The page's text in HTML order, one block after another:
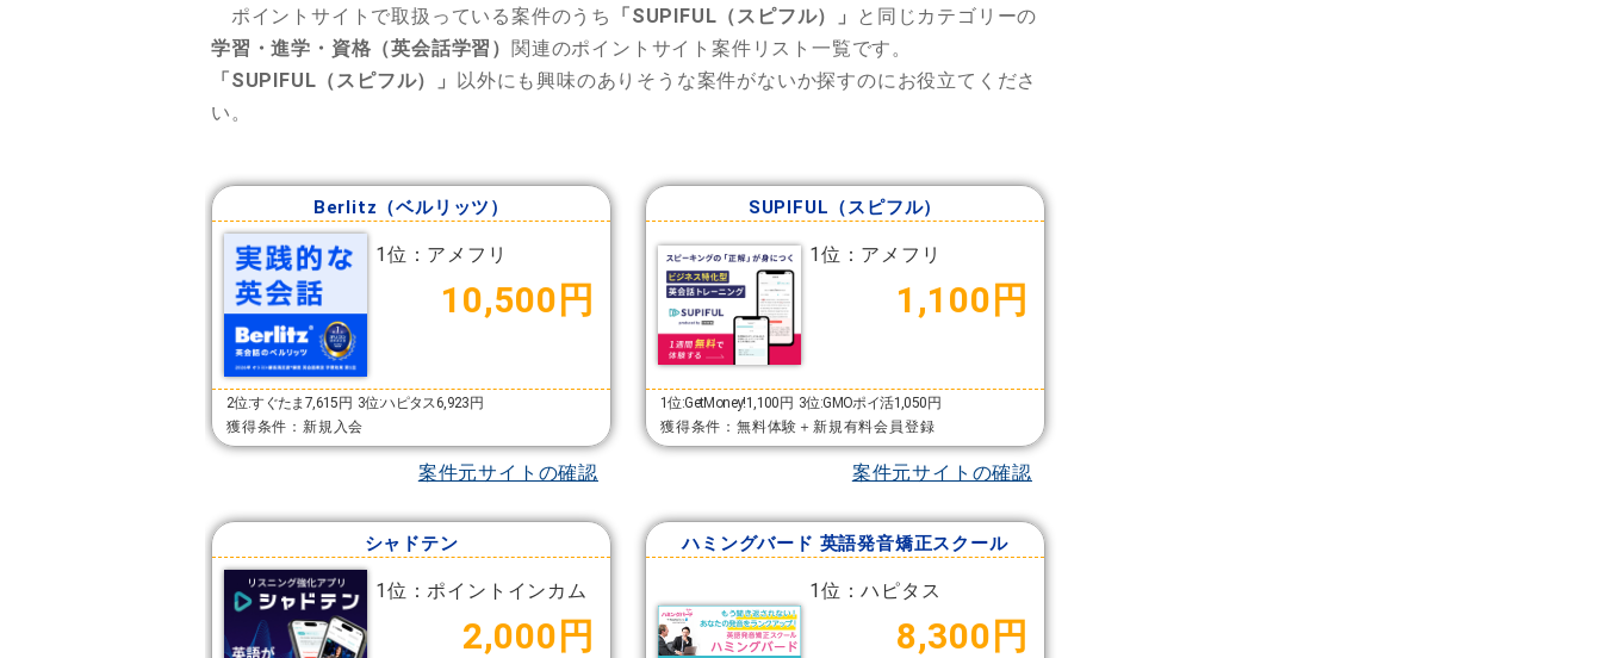
ポイントサイトで取扱っている案件のうち 「SUPIFUL（スピフル）」
と同じカテゴリーの
学習・進学・資格（英会話学習） 関連のポイントサイト案件リスト一覧です。
「SUPIFUL（スピフル）」
以外にも興味のありそうな案件がないか探すのにお役立てくださ
い。
Berlitz（ベルリッツ）
1位：アメフリ
10,500円
2位:すぐたま7,615円 3位:ハピタス6,923円
獲得条件：新規入会
案件元サイトの確認
SUPIFUL（スピフル）
1位：アメフリ
1,100円
1位:GetMoney!1,100円 3位:GMOポイ活1,050円
獲得条件：無料体験＋新規有料会員登録
案件元サイトの確認
シャドテン
1位：ポイントインカム
2,000円
ハミングバード 英語発音矯正スクール
1位：ハピタス
8,300円